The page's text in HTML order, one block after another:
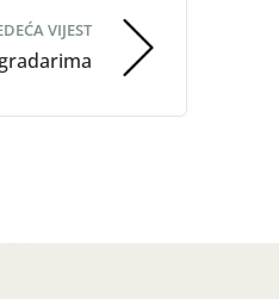
VIJEST